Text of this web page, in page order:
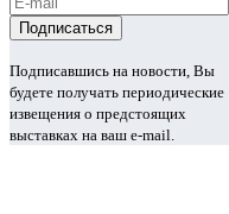
Подписавшись на новости, Вы
будете получать периодические
извещения о предстоящих
выставках на ваш e-mail.